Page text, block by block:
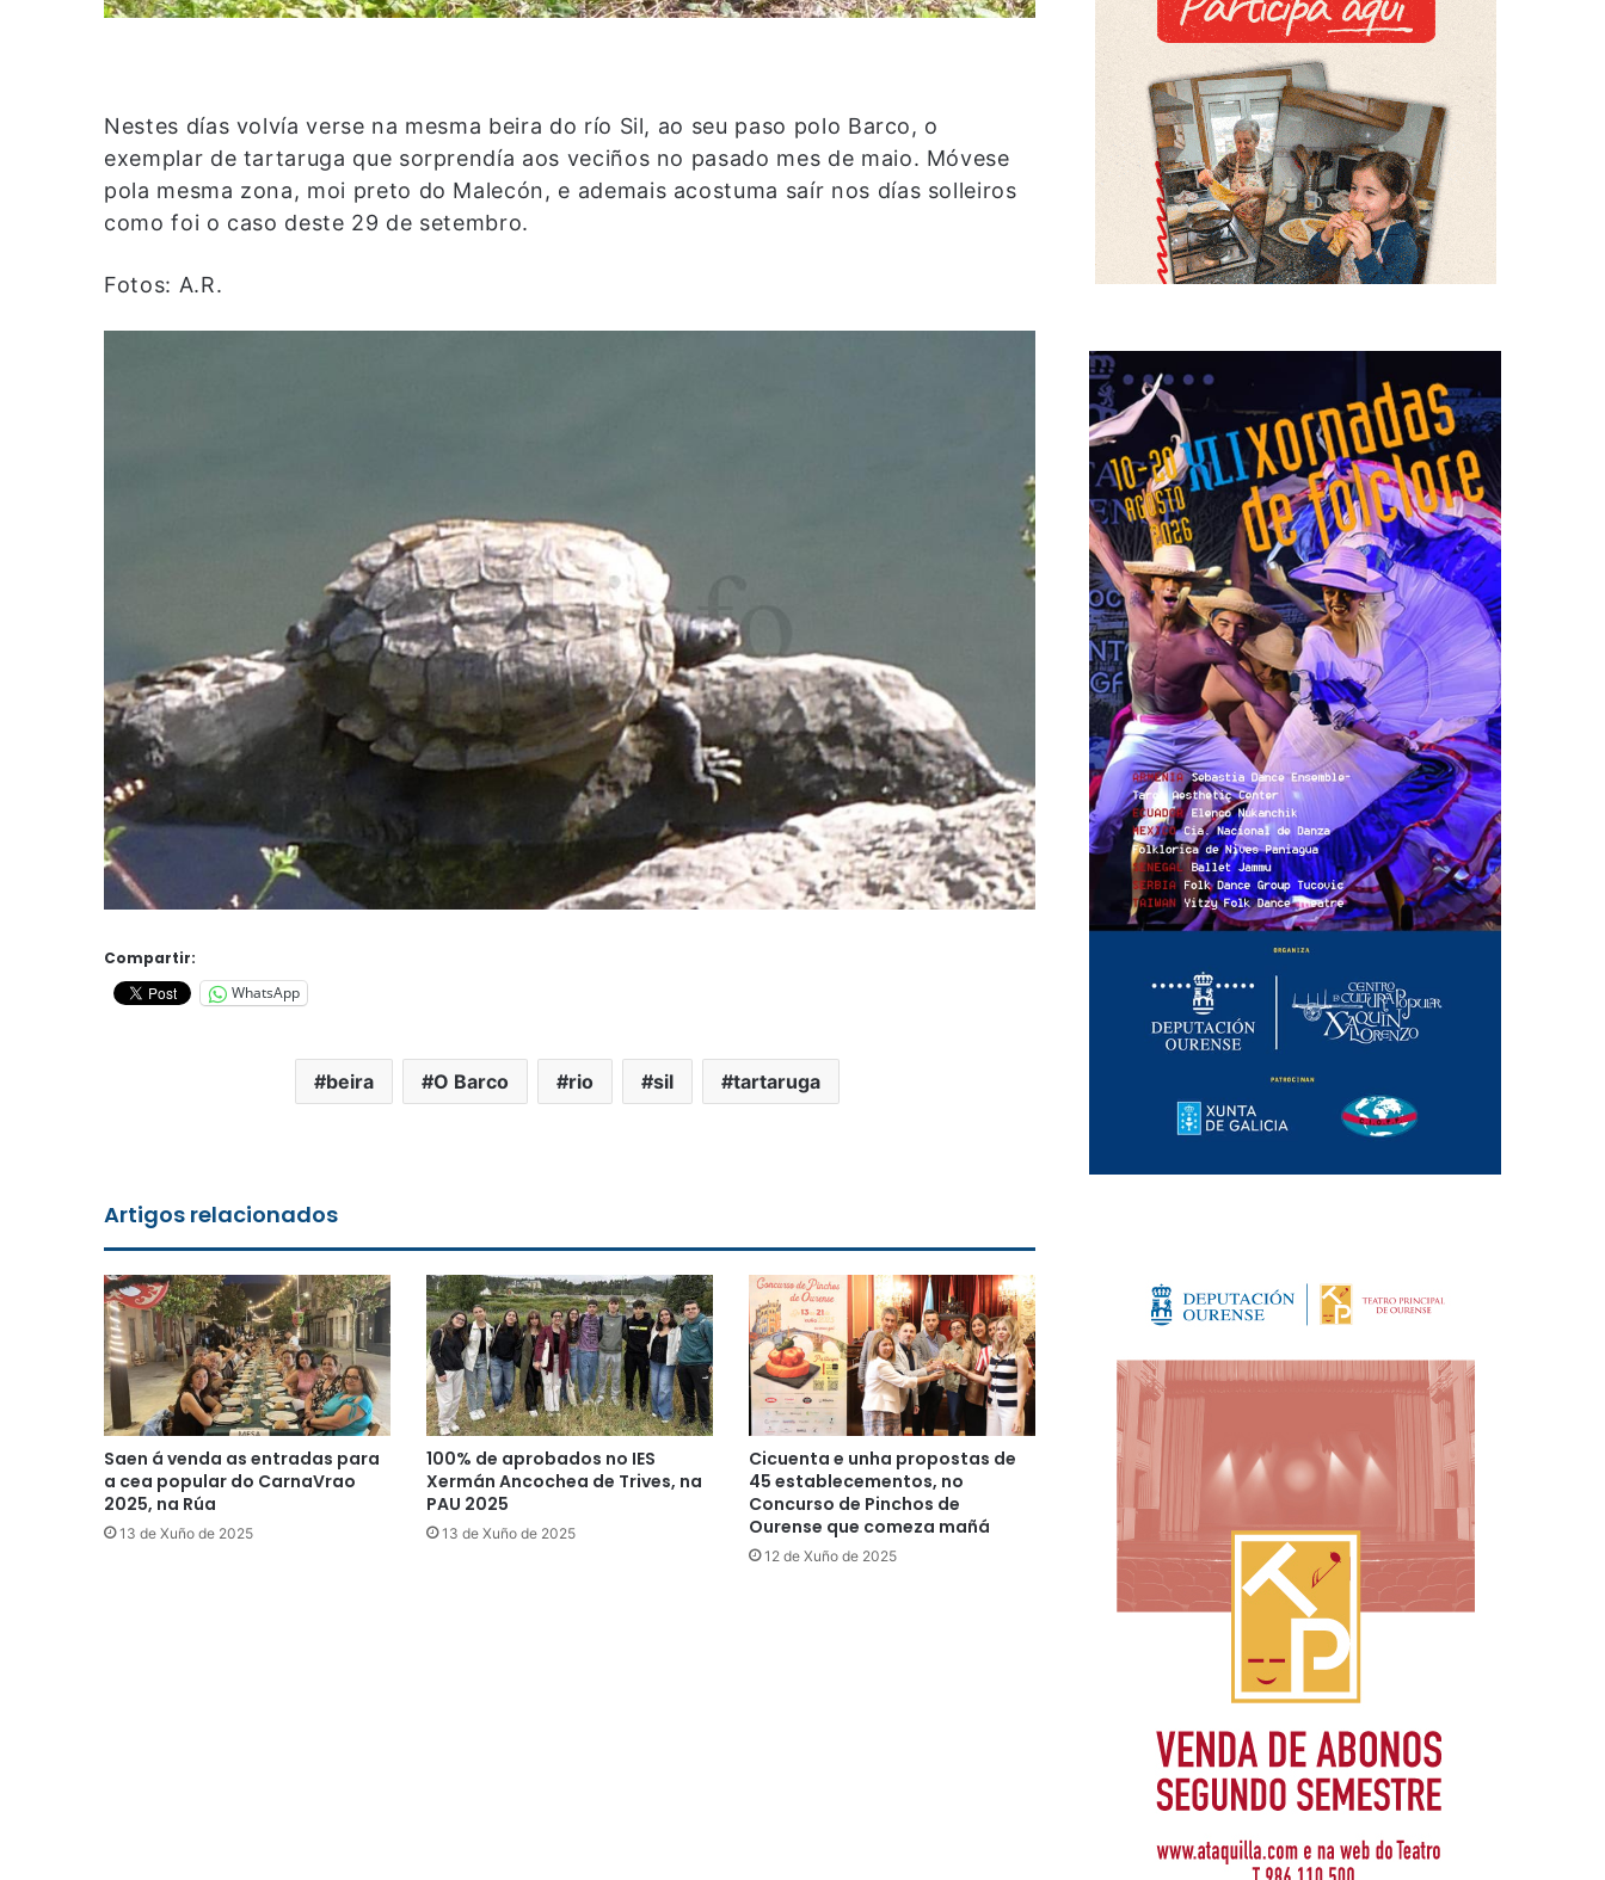
Nestes días volvía verse na mesma beira do río Sil, ao seu paso polo Barco, o
exemplar de tartaruga que sorprendía aos veciños no pasado mes de maio. Móvese
pola mesma zona, moi preto do Malecón, e ademais acostuma saír nos días solleiros
como foi o caso deste 29 de setembro.
Fotos: A.R.
Compartir:
WhatsApp
beira O Barco rio sil tartaruga
Artigos relacionados
Saen á venda as entradas para
a cea popular do CarnaVrao
2025, na Rúa
13 de Xuño de 2025
100% de aprobados no IES
Xermán Ancochea de Trives, na
PAU 2025
13 de Xuño de 2025
Cicuenta e unha propostas de
45 establecementos, no
Concurso de Pinchos de
Ourense que comeza mañá
12 de Xuño de 2025